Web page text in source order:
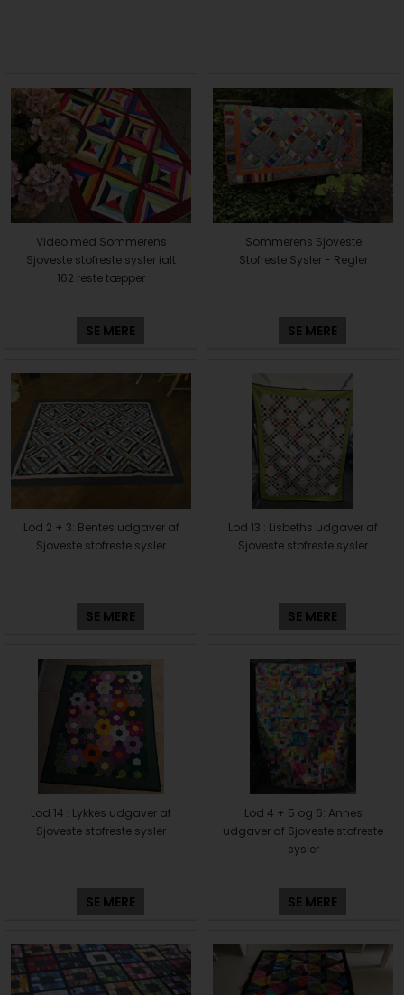
Video med Sommerens
Sjoveste stofreste sysler ialt
162 reste tæpper
SE MERE
Sommerens Sjoveste
Stofreste Sysler - Regler
SE MERE
Lod 2 + 3: Bentes udgaver af
Sjoveste stofreste sysler
SE MERE
Lod 13 : Lisbeths udgaver af
Sjoveste stofreste sysler
SE MERE
Lod 14 : Lykkes udgaver af
Sjoveste stofreste sysler
SE MERE
Lod 4 + 5 og 6: Annes
udgaver af Sjoveste stofreste
sysler
SE MERE